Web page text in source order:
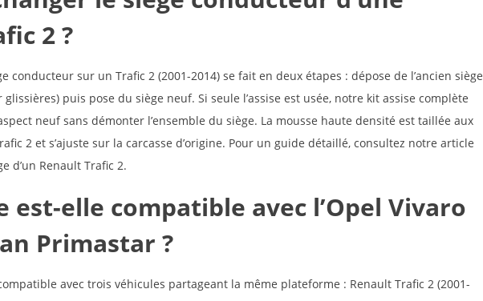
2 ?
conducteur sur un Trafic 2 (2001-2014) se fait en deux étapes : dépose de l’ancien siège
puis pose du siège neuf. Si seule l’assise est usée, notre kit assise complète
neuf sans démonter l’ensemble du siège. La mousse haute densité est taillée aux
2 et s’ajuste sur la carcasse d’origine. Pour un guide détaillé, consultez notre article
d’un Renault Trafic 2.
est-elle compatible avec l’Opel Vivaro
Primastar ?
avec trois véhicules partageant la même plateforme : Renault Trafic 2 (2001-